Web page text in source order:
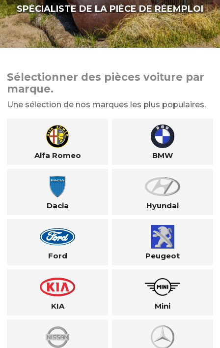
SPÉCIALISTE DE LA PIÈCE DE RÉEMPLOI
Sélectionner des pièces voiture par
marque.
Une sélection de nos marques les plus populaires.
Alfa Romeo BMW
Dacia Hyundai
Ford Peugeot
KIA Mini